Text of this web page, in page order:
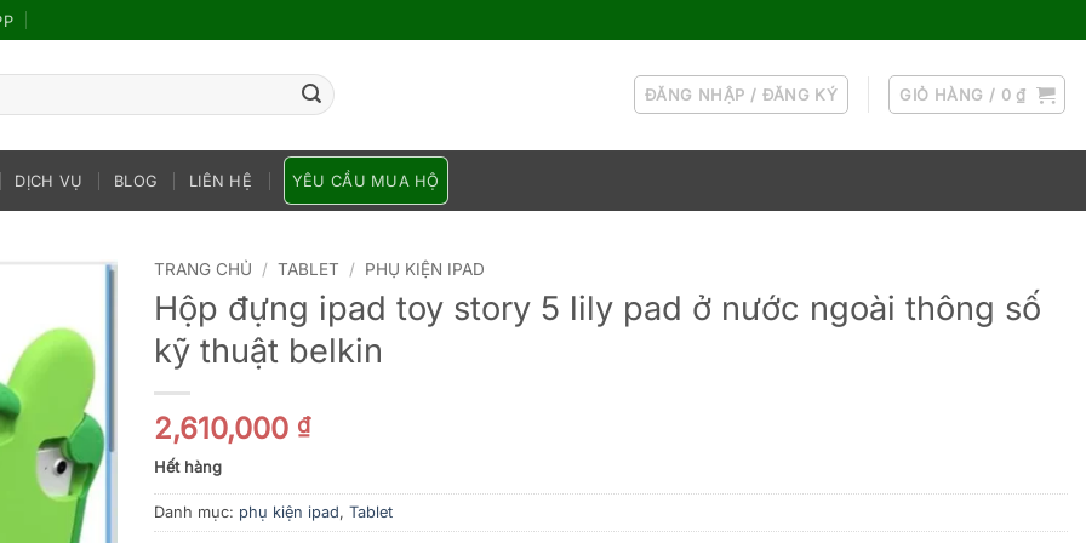
ĐĂNG NHẬP / ĐĂNG KÝ GIỎ HÀNG / 0 ₫
DỊCH VỤ BLOG LIÊN HỆ YÊU CẦU MUA HỘ
TRANG CHỦ / TABLET / PHỤ KIỆN IPAD
Hộp đựng ipad toy story 5 lily pad ở nước ngoài thông số
kỹ thuật belkin
2,610,000 ₫
Hết hàng
Danh mục: phụ kiện ipad, Tablet